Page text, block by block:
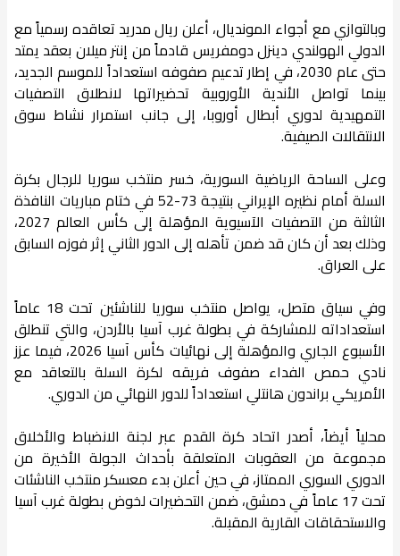
وبالتوازي مع أجواء المونديال، أعلن ريال مدريد تعاقده رسمياً مع
الدولي الهولندي دينزل دومفريس قادماً من إنتر ميلان بعقد يمتد
حتى عام 2030، في إطار تدعيم صفوفه استعداداً للموسم الجديد،
بينما تواصل الأندية الأوروبية تحضيراتها لانطلاق التصفيات
التمهيدية لدوري أبطال أوروبا، إلى جانب استمرار نشاط سوق
الانتقالات الصيفية.
وعلى الساحة الرياضية السورية، خسر منتخب سوريا للرجال بكرة
السلة أمام نظيره الإيراني بنتيجة 73-52 في ختام مباريات النافذة
الثالثة من التصفيات الآسيوية المؤهلة إلى كأس العالم 2027،
وذلك بعد أن كان قد ضمن تأهله إلى الدور الثاني إثر فوزه السابق
على العراق.
وفي سياق متصل، يواصل منتخب سوريا للناشئين تحت 18 عاماً
استعداداته للمشاركة في بطولة غرب آسيا بالأردن، والتي تنطلق
الأسبوع الجاري والمؤهلة إلى نهائيات كأس آسيا 2026، فيما عزز
نادي حمص الفداء صفوف فريقه لكرة السلة بالتعاقد مع
الأمريكي براندون هانتلي استعداداً للدور النهائي من الدوري.
محلياً أيضاً، أصدر اتحاد كرة القدم عبر لجنة الانضباط والأخلاق
مجموعة من العقوبات المتعلقة بأحداث الجولة الأخيرة من
الدوري السوري الممتاز، في حين أعلن بدء معسكر منتخب الناشئات
تحت 17 عاماً في دمشق، ضمن التحضيرات لخوض بطولة غرب آسيا
والاستحقاقات القارية المقبلة.